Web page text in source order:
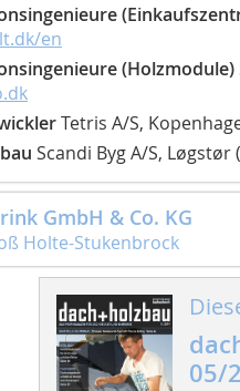
en
(Holzmodule)
Tetris A/S,
Scandi Byg A/S, Løgstør
GmbH & Co. KG
Holte-Stukenbrock
05/